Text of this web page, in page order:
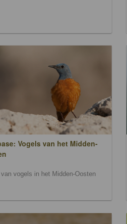
Vogels van het Midden-
van vogels in het Midden-Oosten